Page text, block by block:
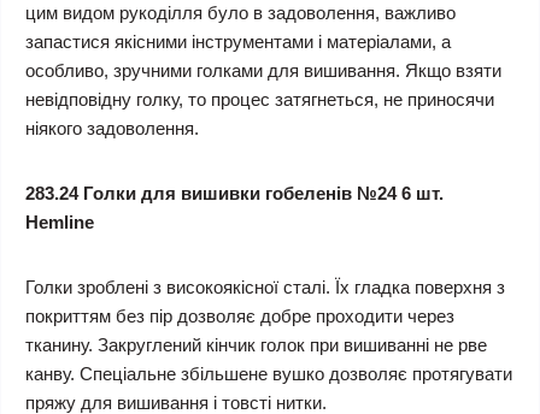
цим видом рукоділля було в задоволення, важливо
запастися якісними інструментами і матеріалами, а
особливо, зручними голками для вишивання. Якщо взяти
невідповідну голку, то процес затягнеться, не приносячи
ніякого задоволення.
283.24 Голки для вишивки гобеленів №24 6 шт.
Hemline
Голки зроблені з високоякісної сталі. Їх гладка поверхня з
покриттям без пір дозволяє добре проходити через
тканину. Закруглений кінчик голок при вишиванні не рве
канву. Спеціальне збільшене вушко дозволяє протягувати
пряжу для вишивання і товсті нитки.